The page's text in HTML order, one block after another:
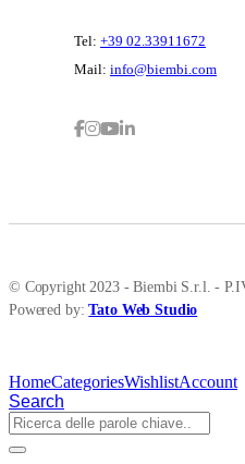
Tel: +39 02.33911672
Mail: info@biembi.com
© Copyright 2023 - Biembi S.r.l. -
Powered by: Tato Web Studio
HomeCategoriesWishlistAccount
Search